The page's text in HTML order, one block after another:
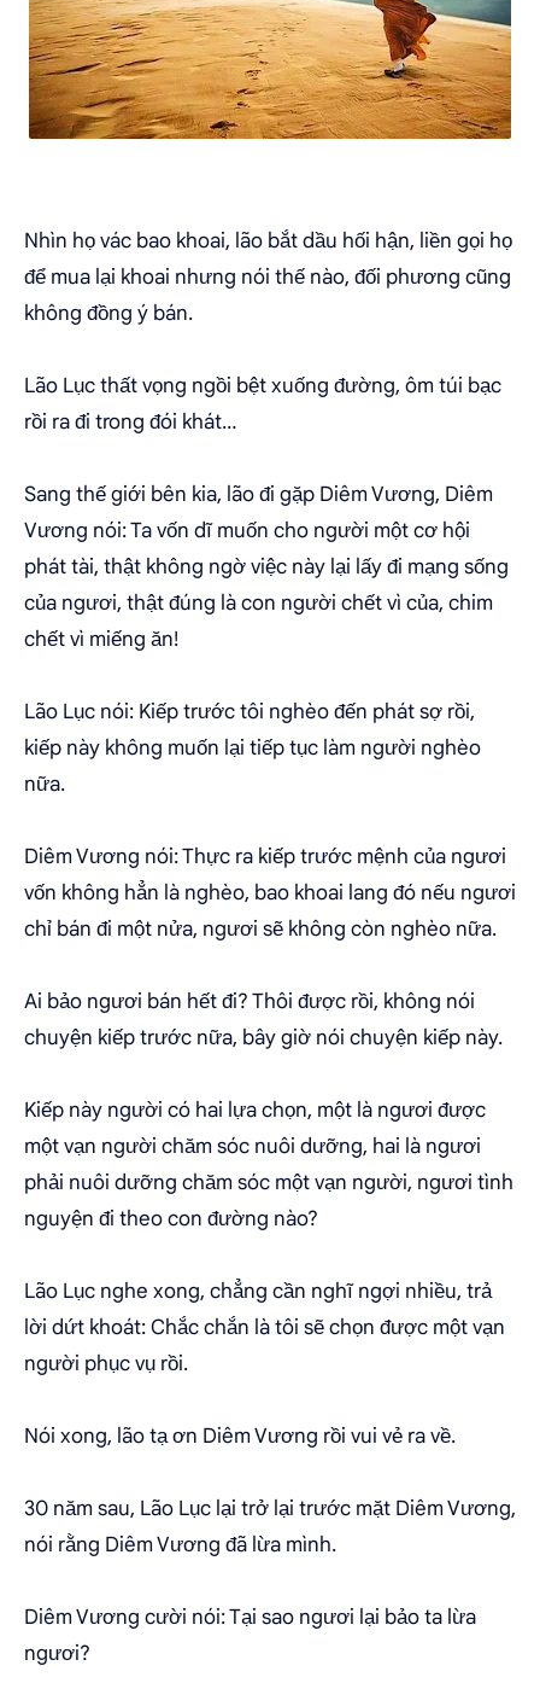
Nhìn họ vác bao khoai, lão bắt dầu hối hận, liền gọi họ
để mua lại khoai nhưng nói thế nào, đối phương cũng
không đồng ý bán.
Lão Lục thất vọng ngồi bệt xuống đường, ôm túi bạc
rồi ra đi trong đói khát…
Sang thế giới bên kia, lão đi gặp Diêm Vương, Diêm
Vương nói: Ta vốn dĩ muốn cho người một cơ hội
phát tài, thật không ngờ việc này lại lấy đi mạng sống
của ngươi, thật đúng là con người chết vì của, chim
chết vì miếng ăn!
Lão Lục nói: Kiếp trước tôi nghèo đến phát sợ rồi,
kiếp này không muốn lại tiếp tục làm người nghèo
nữa.
Diêm Vương nói: Thực ra kiếp trước mệnh của ngươi
vốn không hẳn là nghèo, bao khoai lang đó nếu ngươi
chỉ bán đi một nửa, ngươi sẽ không còn nghèo nữa.
Ai bảo ngươi bán hết đi? Thôi được rồi, không nói
chuyện kiếp trước nữa, bây giờ nói chuyện kiếp này.
Kiếp này người có hai lựa chọn, một là ngươi được
một vạn người chăm sóc nuôi dưỡng, hai là ngươi
phải nuôi dưỡng chăm sóc một vạn người, ngươi tình
nguyện đi theo con đường nào?
Lão Lục nghe xong, chẳng cần nghĩ ngợi nhiều, trả
lời dứt khoát: Chắc chắn là tôi sẽ chọn được một vạn
người phục vụ rồi.
Nói xong, lão tạ ơn Diêm Vương rồi vui vẻ ra về.
30 năm sau, Lão Lục lại trở lại trước mặt Diêm Vương,
nói rằng Diêm Vương đã lừa mình.
Diêm Vương cười nói: Tại sao ngươi lại bảo ta lừa
ngươi?